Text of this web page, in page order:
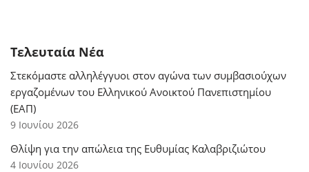
Τελευταία Νέα
Στεκόμαστε αλληλέγγυοι στον αγώνα των συμβασιούχων
εργαζομένων του Ελληνικού Ανοικτού Πανεπιστημίου
(ΕΑΠ)
9 Ιουνίου 2026
Θλίψη για την απώλεια της Ευθυμίας Καλαβριζιώτου
4 Ιουνίου 2026